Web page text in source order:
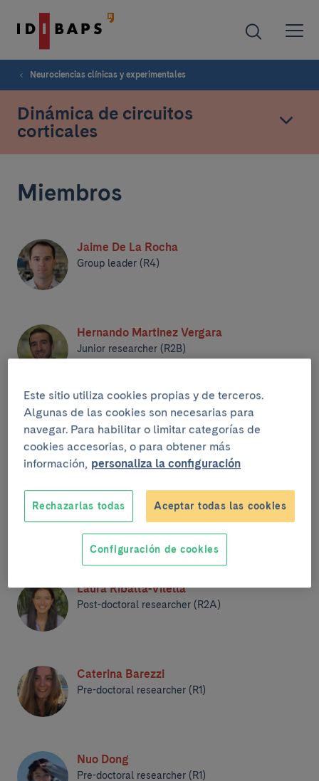
Neurociencias clínicas y experimentales
Dinámica de circuitos
corticales
Miembros
Miembros
Jaime De La Rocha
Group leader (R4)
Hernando Martinez Vergara
Junior researcher (R2B)
Alejandro Alexis Cerván
Post-doctoral researcher (R2A)
Thomas Morvan
Post-doctoral researcher (R2A)
Laura Ribalta-Vilella
Post-doctoral researcher (R2A)
Caterina Barezzi
Pre-doctoral researcher (R1)
Nuo Dong
Pre-doctoral researcher (R1)
Este sitio utiliza cookies propias y de terceros.
Algunas de las cookies son necesarias para
navegar. Para habilitar o limitar categorías de
cookies accesorias, o para obtener más
información, personaliza la configuración
Rechazarlas todas Aceptar todas las cookies
Configuración de cookies